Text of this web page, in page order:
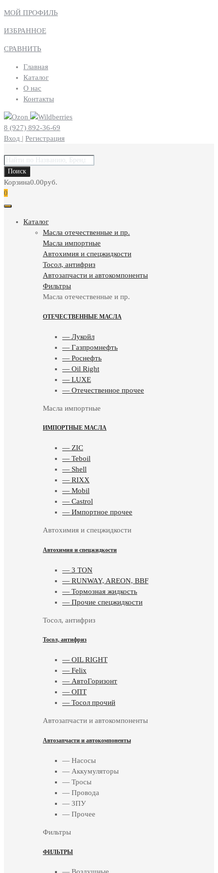
МОЙ ПРОФИЛЬ
ИЗБРАННОЕ
СРАВНИТЬ
Главная
Каталог
О нас
Контакты
8 (927) 892-36-69
Вход | Регистрация
Поиск
товаров
Поиск
Корзина0.00руб.
0
Каталог
Масла отечественные и пр.
Масла импортные
Автохимия и спецжидкости
Тосол, антифриз
Автозапчасти и автокомпоненты
Фильтры
Масла отечественные и пр.
ОТЕЧЕСТВЕННЫЕ МАСЛА
— Лукойл
— Газпромнефть
— Роснефть
— Oil Right
— LUXE
— Отечественное прочее
Масла импортные
ИМПОРТНЫЕ МАСЛА
— ZIC
— Teboil
— Shell
— RIXX
— Mobil
— Castrol
— Импортное прочее
Автохимия и спецжидкости
Автохимия и спецжидкости
— 3 TON
— RUNWAY, AREON, BBF
— Тормозная жидкость
— Прочие спецжидкости
Тосол, антифриз
Тосол, антифриз
— OIL RIGHT
— Felix
— АвтоГоризонт
— ОПТ
— Тосол прочий
Автозапчасти и автокомпоненты
Автозапчасти и автокомпоненты
— Насосы
— Аккумуляторы
— Тросы
— Провода
— ЗПУ
— Прочее
Фильтры
ФИЛЬТРЫ